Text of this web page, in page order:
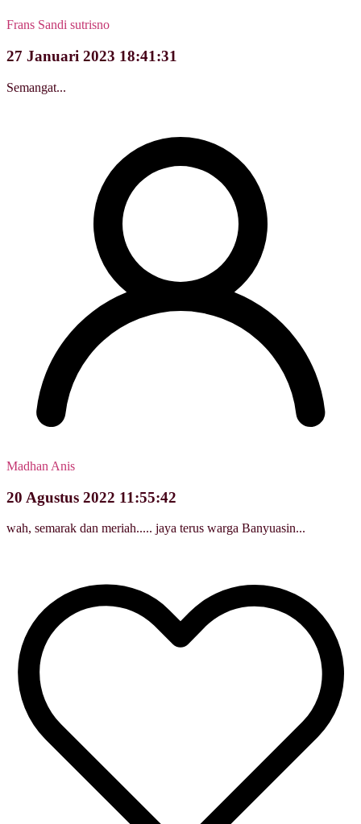
Frans Sandi sutrisno
27 Januari 2023 18:41:31
Semangat...
Madhan Anis
20 Agustus 2022 11:55:42
wah, semarak dan meriah..... jaya terus warga Banyuasin...